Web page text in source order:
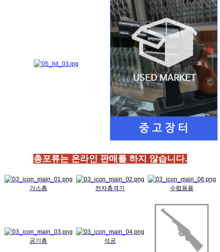
총포류는 온라인 판매를 하지 않습니다.
가스총 전자충격기 수렵용품
공기총 석궁